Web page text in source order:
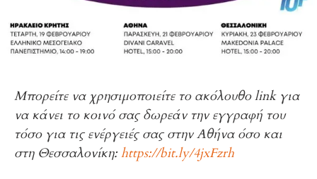
Μπορείτε να χρησιμοποιείτε το ακόλουθο link για
να κάνει το κοινό σας δωρεάν την εγγραφή του
τόσο για τις ενέργειές σας στην Αθήνα όσο και
στη Θεσσαλονίκη:https://bit.ly/4jxFzrh